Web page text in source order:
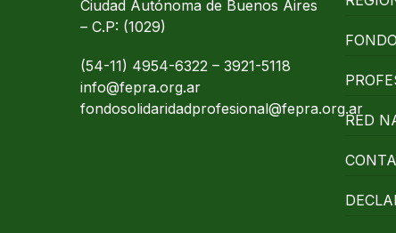
Ciudad Autónoma de Buenos Aires
– C.P: (1029)
(54-11) 4954-6322 – 3921-5118
info@fepra.org.ar
fondosolidaridadprofesional@fepra.org.ar
RED